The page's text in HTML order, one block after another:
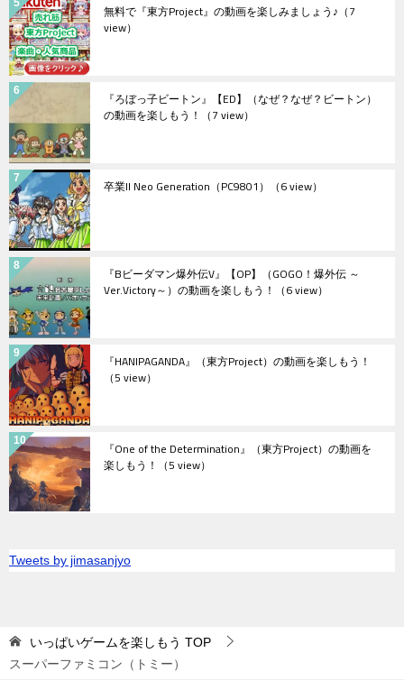
無料で『東方Project』の動画を楽しみましょう♪ （7
view）
『ろぼっ子ビートン』【ED】（なぜ？なぜ？ビートン）
の動画を楽しもう！ （7 view）
卒業II Neo Generation（PC9801） （6 view）
『Bビーダマン爆外伝V』【OP】（GOGO！爆外伝 ～
Ver.Victory～）の動画を楽しもう！ （6 view）
『HANIPAGANDA』（東方Project）の動画を楽しもう！
（5 view）
『One of the Determination』（東方Project）の動画を
楽しもう！ （5 view）
Tweets by jimasanjyo
いっぱいゲームを楽しもう TOP
スーパーファミコン（トミー）